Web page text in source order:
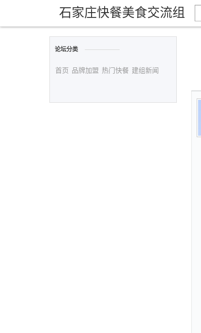
石家庄快餐美食交流组
论坛分类
首页 品牌加盟 热门快餐 建组新闻